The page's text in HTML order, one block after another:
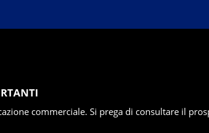
commerciale. Si prega di consultare il